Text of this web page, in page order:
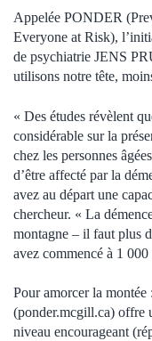
Appelée PONDER
Everyone at Risk),
de psychiatrie JENS
utilisons notre tête,
« Des études révèlent
considérable sur la
chez les personnes
d’être affecté par la
avez au départ une
chercheur. « La
montagne – il faut plus
avez commencé à 1
Pour amorcer la
(ponder.mcgill.ca) offre
niveau encourageant